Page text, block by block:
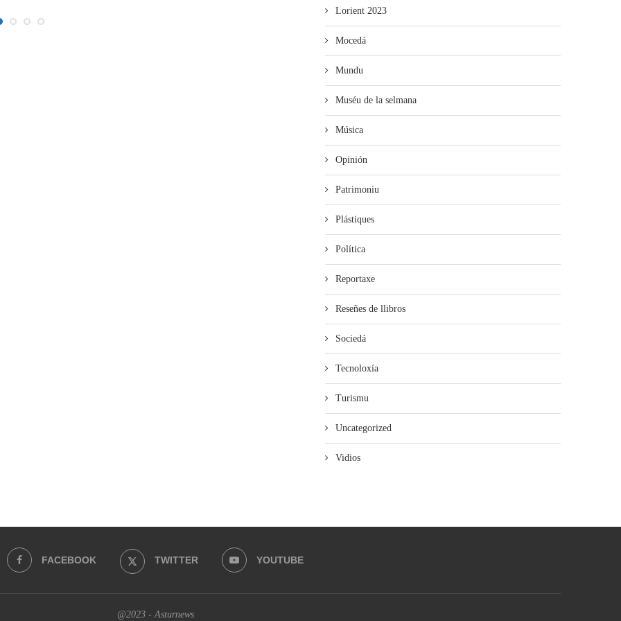
Lorient 2023
Mocedá
Mundu
Muséu de la selmana
Música
Opinión
Patrimoniu
Plástiques
Política
Reportaxe
Reseñes de llibros
Sociedá
Tecnoloxía
Turismu
Uncategorized
Vidios
FACEBOOK TWITTER YOUTUBE
@2023 - Asturnews